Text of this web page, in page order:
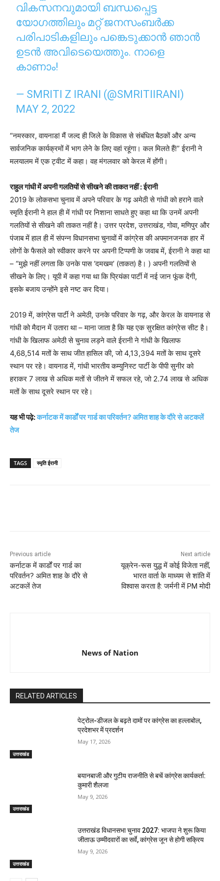
വികസനവുമായി ബന്ധപ്പെട്ട
യോഗത്തിലും മറ്റ് ജനസംബർക്ക
പരിപാടികളിലും പങ്കെടുക്കാൻ ഞാൻ
ഉടൻ അവിടെയെത്തും. നാളെ
കാണാം!
— SMRITI Z IRANI (@SMRITIIRANI)
MAY 2, 2022
“नमस्कार, वायनाड! मैं जल्द ही जिले के विकास से संबंधित बैठकों और अन्य
सार्वजनिक कार्यक्रमों में भाग लेने के लिए वहां रहूंगा। कल मिलते हैं!” ईरानी ने
मलयालम में एक ट्वीट में कहा। वह मंगलवार को केरल में होंगी।
राहुल गांधी में अपनी गलतियों से सीखने की ताकत नहीं : ईरानी
2019 के लोकसभा चुनाव में अपने परिवार के गढ़ अमेठी से गांधी को हराने वाले
स्मृति ईरानी ने हाल ही में गांधी पर निशाना साधते हुए कहा था कि उनमें अपनी
गलतियों से सीखने की ताकत नहीं है। उत्तर प्रदेश, उत्तराखंड, गोवा, मणिपुर और
पंजाब में हाल ही में संपन्न विधानसभा चुनावों में कांग्रेस की अपमानजनक हार में
लोगों के फैसले को स्वीकार करने पर अपनी टिप्पणी के जवाब में, ईरानी ने कहा था
– “मुझे नहीं लगता कि उनके पास ‘दमखम’ (ताकत) है। ) अपनी गलतियों से
सीखने के लिए। यूपी में कहा गया था कि प्रियंका पार्टी में नई जान फूंक देंगी,
इसके बजाय उन्होंने इसे नष्ट कर दिया।
2019 में, कांग्रेस पार्टी ने अमेठी, उनके परिवार के गढ़, और केरल के वायनाड से
गांधी को मैदान में उतारा था – माना जाता है कि यह एक सुरक्षित कांग्रेस सीट है।
गांधी के खिलाफ अमेठी से चुनाव लड़ने वाले ईरानी ने गांधी के खिलाफ
4,68,514 मतों के साथ जीत हासिल की, जो 4,13,394 मतों के साथ दूसरे
स्थान पर रहे। वायनाड में, गांधी भारतीय कम्युनिस्ट पार्टी के पीपी सुनीर को
हराकर 7 लाख से अधिक मतों से जीतने में सफल रहे, जो 2.74 लाख से अधिक
मतों के साथ दूसरे स्थान पर रहे।
यह भी पढ़े:कर्नाटक में कार्डों पर गार्ड का परिवर्तन? अमित शाह के दौरे से अटकलें
तेज
TAGS स्मृति ईरानी
Previous article
कर्नाटक में कार्डों पर गार्ड का
परिवर्तन? अमित शाह के दौरे से
अटकलें तेज
Next article
यूक्रेन-रूस युद्ध में कोई विजेता नहीं,
भारत वार्ता के माध्यम से शांति में
विश्वास करता है: जर्मनी में PM मोदी
News of Nation
RELATED ARTICLES
उत्तराखंड
पेट्रोल-डीजल के बढ़ते दामों पर कांग्रेस का हल्लाबोल,
प्रदेशभर में प्रदर्शन
May 17, 2026
उत्तराखंड
बयानबाजी और गुटीय राजनीति से बचें कांग्रेस कार्यकर्ता:
कुमारी शैलजा
May 9, 2026
उत्तराखंड
उत्तराखंड विधानसभा चुनाव 2027: भाजपा ने शुरू किया
जीताऊ उम्मीदवारों का सर्वे, कांग्रेस जून से होगी सक्रिय
May 9, 2026